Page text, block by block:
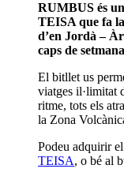
RUMBUS és
TEISA que fa
d’en Jordà –
caps de
El bitllet us
viatges il·limitat
ritme, tots els
la Zona
Podeu adquirir
TEISA, o bé al